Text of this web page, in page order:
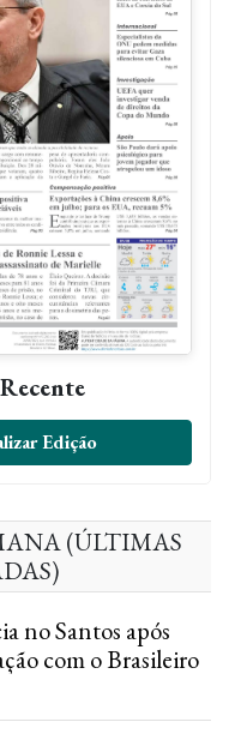
Edição
(ÚLTIMAS
no Santos após
com o Brasileiro